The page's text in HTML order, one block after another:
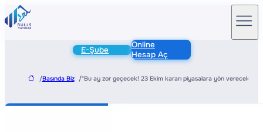
E-Şube
Online
Hesap Aç
/Basında Biz /"Bu ay zor geçecek! 23 Ekim kararı piyasalara yön verecek"